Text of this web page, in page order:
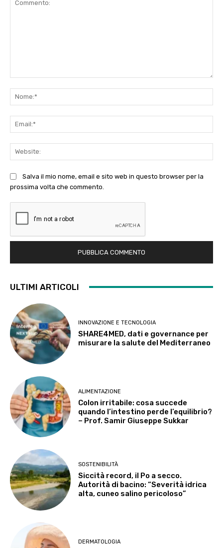
Salva il mio nome, email e sito web in questo browser per la
prossima volta che commento.
ULTIMI ARTICOLI
INNOVAZIONE E TECNOLOGIA
SHARE4MED, dati e governance per
misurare la salute del Mediterraneo
ALIMENTAZIONE
Colon irritabile: cosa succede
quando l’intestino perde l’equilibrio?
– Prof. Samir Giuseppe Sukkar
SOSTENIBILITÀ
Siccità record, il Po a secco.
Autorità di bacino: “Severità idrica
alta, cuneo salino pericoloso”
DERMATOLOGIA